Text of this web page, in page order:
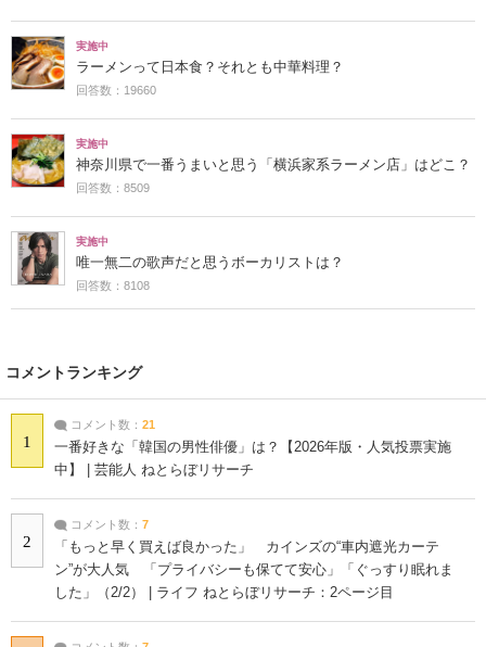
実施中
ラーメンって日本食？それとも中華料理？
回答数：19660
実施中
神奈川県で一番うまいと思う「横浜家系ラーメン店」はどこ？
回答数：8509
実施中
唯一無二の歌声だと思うボーカリストは？
回答数：8108
コメントランキング
1
コメント数： 21
一番好きな「韓国の男性俳優」は？【2026年版・人気投票実施
中】 | 芸能人 ねとらぼリサーチ
2
コメント数： 7
「もっと早く買えば良かった」 カインズの“車内遮光カーテ
ン”が大人気 「プライバシーも保てて安心」「ぐっすり眠れま
した」（2/2） | ライフ ねとらぼリサーチ：2ページ目